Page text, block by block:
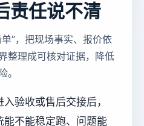
责任说不清
”，把现场事实、报价依
整理成可核对证据，降低
。
验收或售后交接后，
能不能稳定跑、问题能